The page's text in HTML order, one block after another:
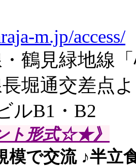
m.jp/access/
鶴見緑地線
堀通交差点
ルB1・B2
ト形式☆★》
模で交流 ♪半